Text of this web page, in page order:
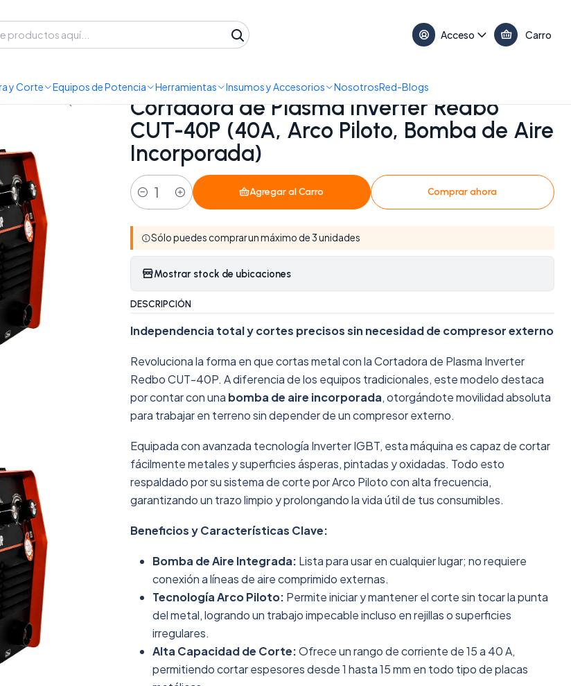
Acceso Carro
y Corte Equipos de Potencia Herramientas Insumos y Accesorios NosotrosRed-Blogs
Cortadora de Plasma Inverter Redbo CUT-40P (40A, Arco Piloto, Bomba de Aire Incorporada)
|
Cortadora de Plasma Inverter Redbo
CUT-40P (40A, Arco Piloto, Bomba de Aire
Incorporada)
Cantidad
Agregar al Carro Comprar ahora
Sólo puedes comprar un máximo de 3 unidades
Mostrar stock de ubicaciones
DESCRIPCIÓN
Independencia total y cortes precisos sin necesidad de compresor externo
Revoluciona la forma en que cortas metal con la Cortadora de Plasma Inverter
Redbo CUT-40P. A diferencia de los equipos tradicionales, este modelo destaca
por contar con una bomba de aire incorporada, otorgándote movilidad absoluta
para trabajar en terreno sin depender de un compresor externo.
Equipada con avanzada tecnología Inverter IGBT, esta máquina es capaz de cortar
fácilmente metales y superficies ásperas, pintadas y oxidadas. Todo esto
respaldado por su sistema de corte por Arco Piloto con alta frecuencia,
garantizando un trazo limpio y prolongando la vida útil de tus consumibles.
Beneficios y Características Clave:
Bomba de Aire Integrada: Lista para usar en cualquier lugar; no requiere
conexión a líneas de aire comprimido externas.
Tecnología Arco Piloto: Permite iniciar y mantener el corte sin tocar la punta
del metal, logrando un trabajo impecable incluso en rejillas o superficies
irregulares.
Alta Capacidad de Corte:Ofrece un rango de corriente de 15 a 40 A,
permitiendo cortar espesores desde 1 hasta 15 mm en todo tipo de placas